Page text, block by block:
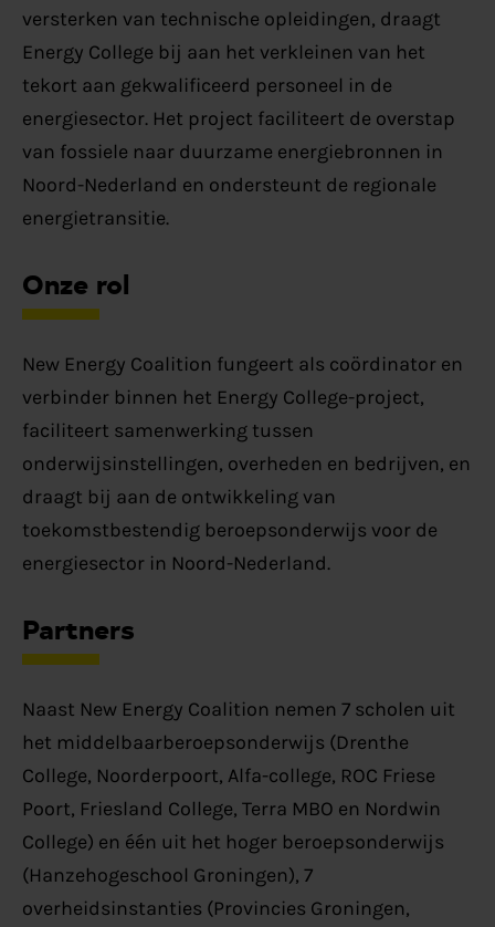
versterken van technische opleidingen, draagt
Energy College bij aan het verkleinen van het
tekort aan gekwalificeerd personeel in de
energiesector. Het project faciliteert de overstap
van fossiele naar duurzame energiebronnen in
Noord-Nederland en ondersteunt de regionale
energietransitie.
Onze rol
New Energy Coalition fungeert als coördinator en
verbinder binnen het Energy College-project,
faciliteert samenwerking tussen
onderwijsinstellingen, overheden en bedrijven, en
draagt bij aan de ontwikkeling van
toekomstbestendig beroepsonderwijs voor de
energiesector in Noord-Nederland.
Partners
Naast New Energy Coalition nemen 7 scholen uit
het middelbaarberoepsonderwijs (Drenthe
College, Noorderpoort, Alfa-college, ROC Friese
Poort, Friesland College, Terra MBO en Nordwin
College) en één uit het hoger beroepsonderwijs
(Hanzehogeschool Groningen), 7
overheidsinstanties (Provincies Groningen,